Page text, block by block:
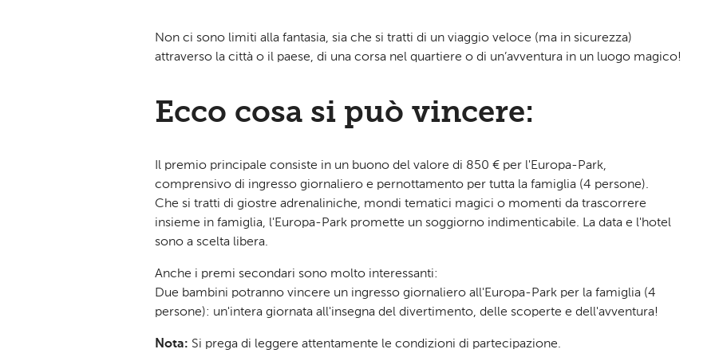
Non ci sono limiti alla fantasia, sia che si tratti di un viaggio veloce (ma in sicurezza)
attraverso la città o il paese, di una corsa nel quartiere o di un’avventura in un luogo magico!
Ecco cosa si può vincere:
Il premio principale consiste in un buono del valore di 850 € per l'Europa-Park,
comprensivo di ingresso giornaliero e pernottamento per tutta la famiglia (4 persone).
Che si tratti di giostre adrenaliniche, mondi tematici magici o momenti da trascorrere
insieme in famiglia, l'Europa-Park promette un soggiorno indimenticabile. La data e l'hotel
sono a scelta libera.
Anche i premi secondari sono molto interessanti:
Due bambini potranno vincere un ingresso giornaliero all'Europa-Park per la famiglia (4
persone): un'intera giornata all'insegna del divertimento, delle scoperte e dell'avventura!
Nota: Si prega di leggere attentamente le condizioni di partecipazione.